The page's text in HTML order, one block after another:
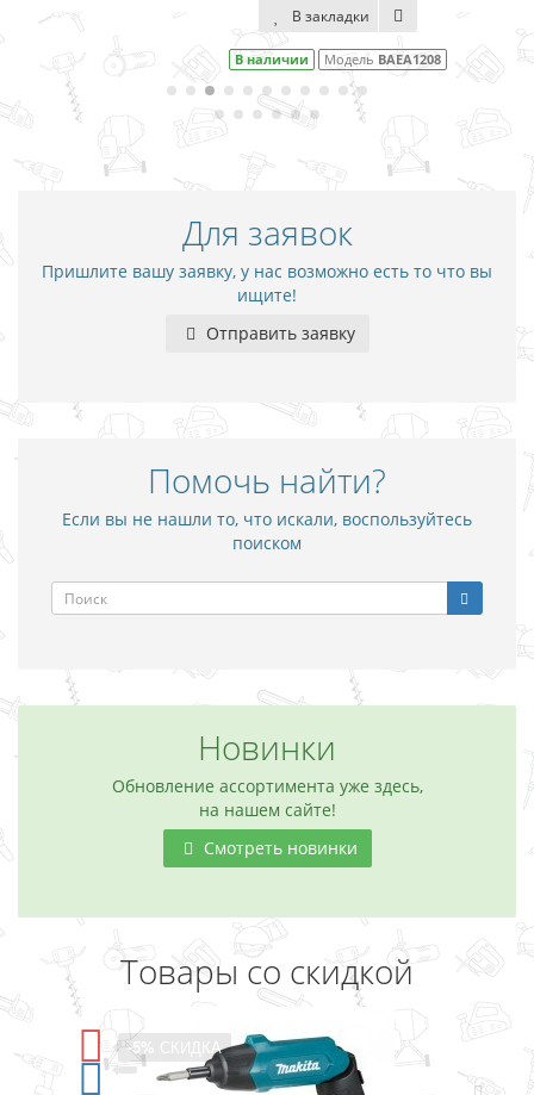
В закладки
В наличии МодельBAEA1208
Для заявок
Пришлите вашу заявку, у нас возможно есть то что вы
ищите!
Отправить заявку
Помочь найти?
Если вы не нашли то, что искали, воспользуйтесь
поиском
Новинки
Обновление ассортимента уже здесь,
на нашем сайте!
Смотреть новинки
Товары со скидкой
-5% СКИДКА